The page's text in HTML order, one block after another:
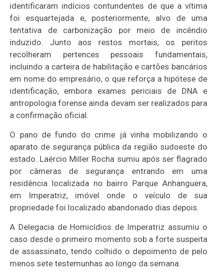
identificaram indícios contundentes de que a vítima
foi esquartejada e, posteriormente, alvo de uma
tentativa de carbonização por meio de incêndio
induzido. Junto aos restos mortais, os peritos
recolheram pertences pessoais fundamentais,
incluindo a carteira de habilitação e cartões bancários
em nome do empresário, o que reforça a hipótese de
identificação, embora exames periciais de DNA e
antropologia forense ainda devam ser realizados para
a confirmação oficial.
O pano de fundo do crime já vinha mobilizando o
aparato de segurança pública da região sudoeste do
estado. Laércio Miller Rocha sumiu após ser flagrado
por câmeras de segurança entrando em uma
residência localizada no bairro Parque Anhanguera,
em Imperatriz, imóvel onde o veículo de sua
propriedade foi localizado abandonado dias depois.
A Delegacia de Homicídios de Imperatriz assumiu o
caso desde o primeiro momento sob a forte suspeita
de assassinato, tendo colhido o depoimento de pelo
menos sete testemunhas ao longo da semana.